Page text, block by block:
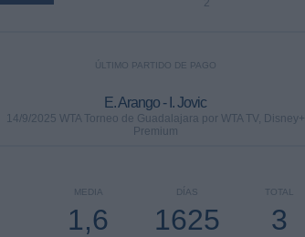
2
ÚLTIMO PARTIDO DE PAGO
E. Arango - I. Jovic
14/9/2025 WTA Torneo de Guadalajara por WTA TV, Disney+
Premium
TOTAL
3
DÍAS
1625
MEDIA
1,6